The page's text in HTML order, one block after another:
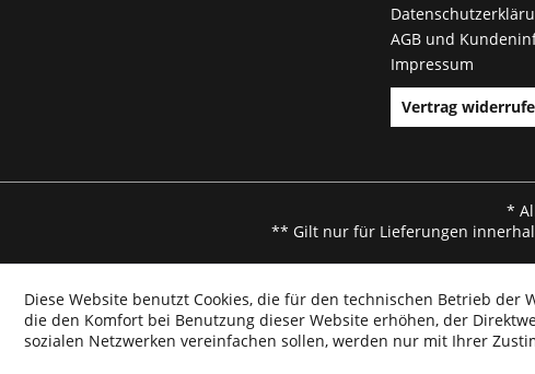
AGB und
Impressum
Vertrag
*
** Gilt nur für Lieferungen
Diese Website benutzt Cookies, die für den technischen Betrieb
die den Komfort bei Benutzung dieser Website erhöhen, der
sozialen Netzwerken vereinfachen sollen, werden nur mit Ihrer